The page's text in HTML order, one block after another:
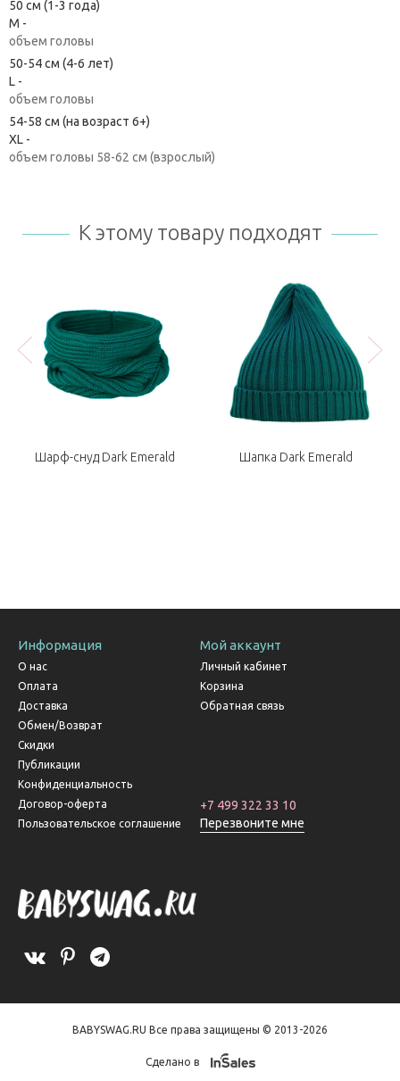
50 см (1-3 года)
M -
объем головы
50-54 см (4-6 лет)
L -
объем головы
54-58 см (на возраст 6+)
XL -
объем головы 58-62 см (взрослый)
К этому товару подходят
Шарф-снуд Dark Emerald Шапка Dark Emerald
Информация
О нас
Оплата
Доставка
Обмен/Возврат
Скидки
Публикации
Конфиденциальность
Договор-оферта
Пользовательское соглашение
Мой аккаунт
Личный кабинет
Корзина
Обратная связь
+7 499 322 33 10
Перезвоните мне
BABYSWAG.RU Все права защищены © 2013-2026
Сделано в